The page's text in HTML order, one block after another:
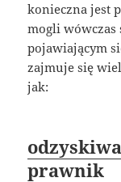
konieczna jest
mogli wówczas
pojawiającym
zajmuje się
jak:
prawnik